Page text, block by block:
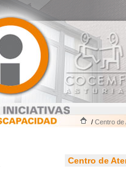
/ Centro de
Centro de